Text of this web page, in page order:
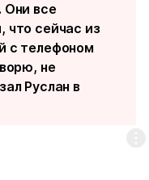
Они все
что сейчас из
с телефоном
не
Руслан в